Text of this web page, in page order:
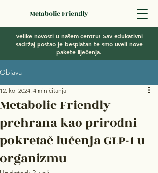
Metabolic Friendly
Velike novosti u našem centru! Sav edukativni
sadržaj postao je besplatan te smo uveli nove
pakete liječenja.
Objava
Metabolic Friendly
prehrana kao prirodni
pokretač lučenja GLP-1 u
organizmu
12. kol 2024. 4 min čitanja